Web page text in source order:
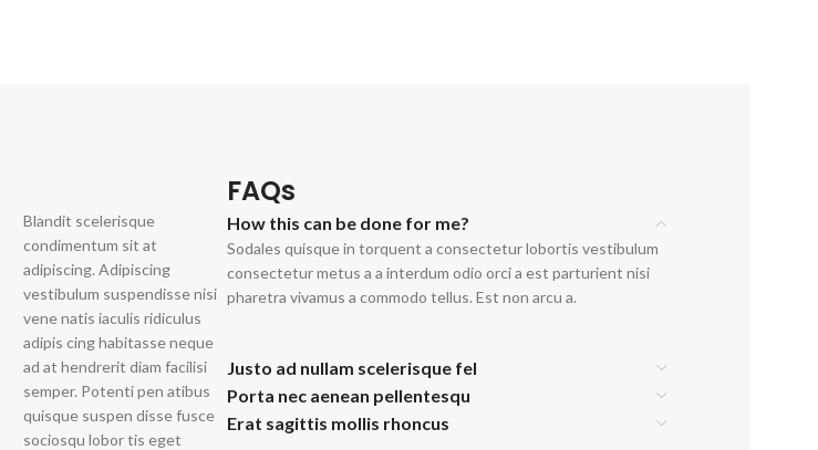
Blandit scelerisque
condimentum sit at
adipiscing. Adipiscing
vestibulum suspendisse nisi
vene natis iaculis ridiculus
adipis cing habitasse neque
ad at hendrerit diam facilisi
semper. Potenti pen atibus
quisque suspen disse fusce
sociosqu lobor tis eget
FAQs
How this can be done for me?
Sodales quisque in torquent a consectetur lobortis vestibulum
consectetur metus a a interdum odio orci a est parturient nisi
pharetra vivamus a commodo tellus. Est non arcu a.
Justo ad nullam scelerisque fel
Porta nec aenean pellentesqu
Erat sagittis mollis rhoncus